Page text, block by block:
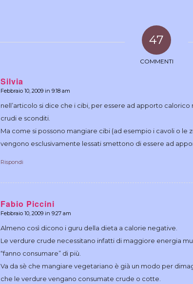
47
COMMENTI
Silvia
dice:
Febbraio 10, 2009 in 9:18 am
nell’articolo si dice che i cibi, per essere ad apporto
crudi e sconditi.
Ma come si possono mangiare cibi (ad esempio i cavoli o le
vengono esclusivamente lessati smettono di essere ad
Rispondi
Fabio Piccini
dice:
Febbraio 10, 2009 in 9:27 am
Almeno così dicono i guru della dieta a calorie negative.
Le verdure crude necessitano infatti di maggiore energia
“fanno consumare” di più.
Va da sè che mangiare vegetariano è già un modo per
che le verdure vengano consumate crude o cotte.